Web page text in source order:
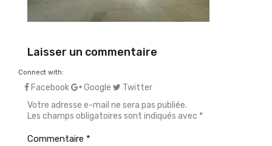
Laisser un commentaire
Connect with:
Facebook Google
Twitter
Votre adresse e-mail ne sera pas publiée.
Les champs obligatoires sont indiqués avec *
Commentaire *